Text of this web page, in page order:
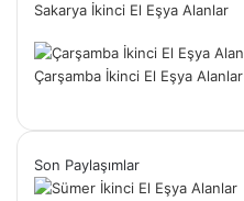
Sakarya İkinci El Eşya Alanlar
Çarşamba İkinci El Eşya Alanlar
Son Paylaşımlar